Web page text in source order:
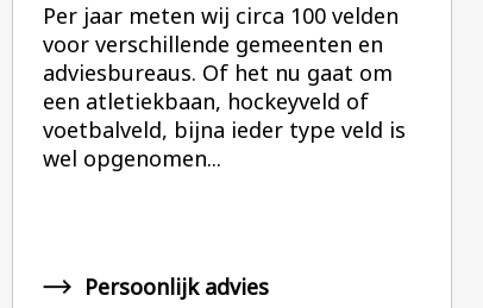
Per jaar meten wij circa 100 velden
voor verschillende gemeenten en
adviesbureaus. Of het nu gaat om
een atletiekbaan, hockeyveld of
voetbalveld, bijna ieder type veld is
wel opgenomen...
Persoonlijk advies